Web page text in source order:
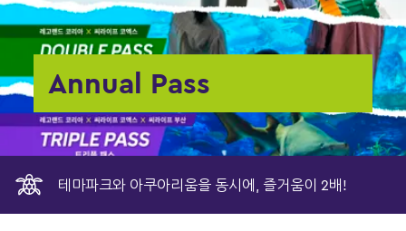
Annual Pass
테마파크와 아쿠아리움을 동시에, 즐거움이 2배!